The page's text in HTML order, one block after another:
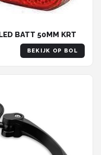
BATT 50MM KRT
BEKIJK OP BOL